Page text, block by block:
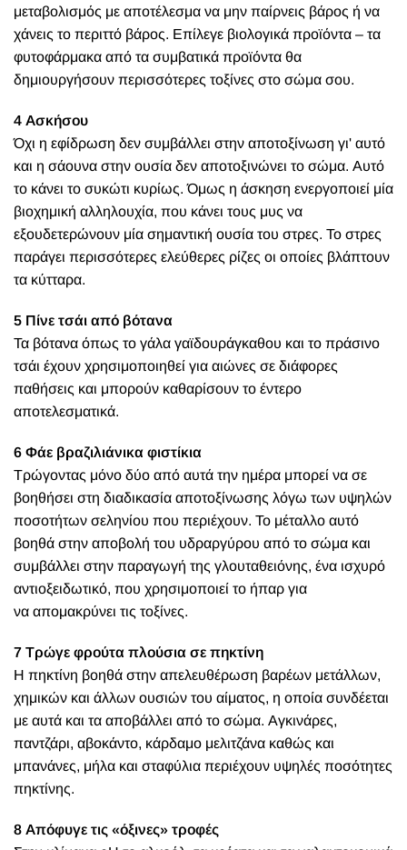
μεταβολισμός με αποτέλεσμα να μην παίρνεις βάρος ή να
χάνεις το περιττό βάρος. Επίλεγε βιολογικά προϊόντα – τα
φυτοφάρμακα από τα συμβατικά προϊόντα θα
δημιουργήσουν περισσότερες τοξίνες στο σώμα σου.
4 Ασκήσου
Όχι η εφίδρωση δεν συμβάλλει στην αποτοξίνωση γι' αυτό
και η σάουνα στην ουσία δεν αποτοξινώνει το σώμα. Αυτό
το κάνει το συκώτι κυρίως. Όμως η άσκηση ενεργοποιεί μία
βιοχημική αλληλουχία, που κάνει τους μυς να
εξουδετερώνουν μία σημαντική ουσία του στρες. Το στρες
παράγει περισσότερες ελεύθερες ρίζες οι οποίες βλάπτουν
τα κύτταρα.
5 Πίνε τσάι από βότανα
Τα βότανα όπως το γάλα γαϊδουράγκαθου και το πράσινο
τσάι έχουν χρησιμοποιηθεί για αιώνες σε διάφορες
παθήσεις και μπορούν καθαρίσουν το έντερο
αποτελεσματικά.
6 Φάε βραζιλιάνικα φιστίκια
Τρώγοντας μόνο δύο από αυτά την ημέρα μπορεί να σε
βοηθήσει στη διαδικασία αποτοξίνωσης λόγω των υψηλών
ποσοτήτων σεληνίου που περιέχουν. Το μέταλλο αυτό
βοηθά στην αποβολή του υδραργύρου από το σώμα και
συμβάλλει στην παραγωγή της γλουταθειόνης, ένα ισχυρό
αντιοξειδωτικό, που χρησιμοποιεί το ήπαρ για
να απομακρύνει τις τοξίνες.
7 Τρώγε φρούτα πλούσια σε πηκτίνη
Η πηκτίνη βοηθά στην απελευθέρωση βαρέων μετάλλων,
χημικών και άλλων ουσιών του αίματος, η οποία συνδέεται
με αυτά και τα αποβάλλει από το σώμα. Αγκινάρες,
παντζάρι, αβοκάντο, κάρδαμο μελιτζάνα καθώς και
μπανάνες, μήλα και σταφύλια περιέχουν υψηλές ποσότητες
πηκτίνης.
8 Απόφυγε τις «όξινες» τροφές